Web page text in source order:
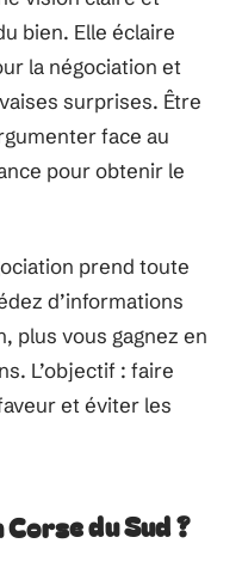
bien. Elle éclaire
la négociation et
surprises. Être
face au
pour obtenir le
prend toute
d’informations
plus vous gagnez en
L’objectif : faire
et éviter les
du Sud ?